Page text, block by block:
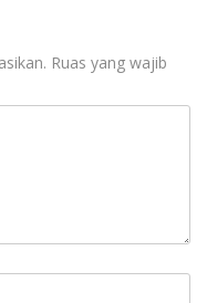
Ruas yang wajib